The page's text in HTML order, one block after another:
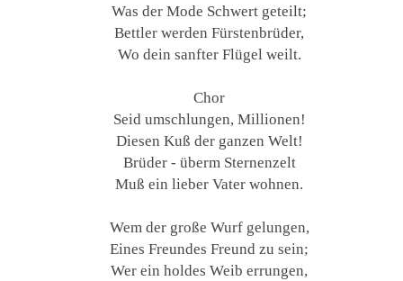
Was der Mode Schwert geteilt;
Bettler werden Fürstenbrüder,
Wo dein sanfter Flügel weilt.
Chor
Seid umschlungen, Millionen!
Diesen Kuß der ganzen Welt!
Brüder - überm Sternenzelt
Muß ein lieber Vater wohnen.
Wem der große Wurf gelungen,
Eines Freundes Freund zu sein;
Wer ein holdes Weib errungen,